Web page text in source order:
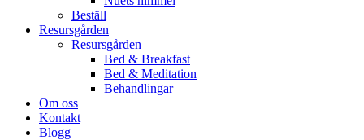
Beställ
Resursgården
Resursgården
Bed & Breakfast
Bed & Meditation
Behandlingar
Om oss
Kontakt
Blogg